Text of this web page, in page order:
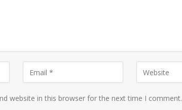
website in this browser for the next time I comment.